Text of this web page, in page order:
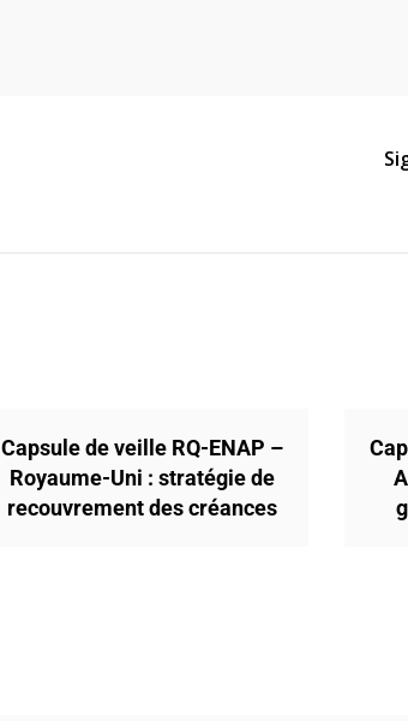
Capsule de veille RQ-ENAP –
Royaume-Uni : stratégie de
recouvrement des créances